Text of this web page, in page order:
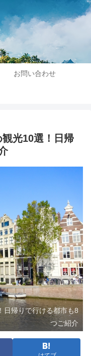
お問い合わせ
光10選！日帰
日帰りで行ける都市も8
つご紹介